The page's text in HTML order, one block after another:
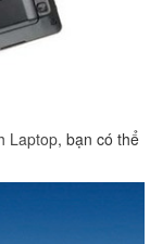
Laptop, bạn có thể